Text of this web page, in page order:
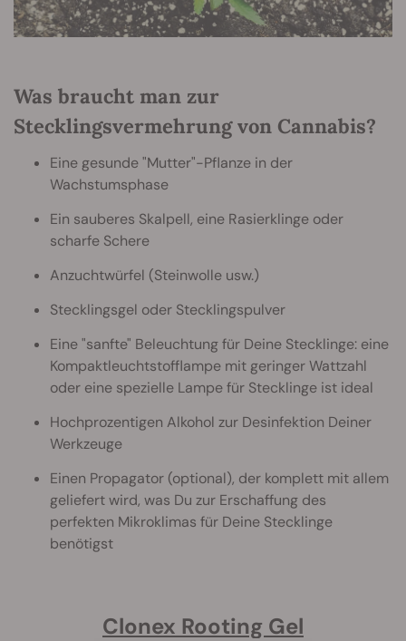
Was braucht man zur
Stecklingsvermehrung von Cannabis?
Eine gesunde "Mutter"-Pflanze in der
Wachstumsphase
Ein sauberes Skalpell, eine Rasierklinge oder
scharfe Schere
Anzuchtwürfel (Steinwolle usw.)
Stecklingsgel oder Stecklingspulver
Eine "sanfte" Beleuchtung für Deine Stecklinge: eine
Kompaktleuchtstofflampe mit geringer Wattzahl
oder eine spezielle Lampe für Stecklinge ist ideal
Hochprozentigen Alkohol zur Desinfektion Deiner
Werkzeuge
Einen Propagator (optional), der komplett mit allem
geliefert wird, was Du zur Erschaffung des
perfekten Mikroklimas für Deine Stecklinge
benötigst
Clonex Rooting Gel